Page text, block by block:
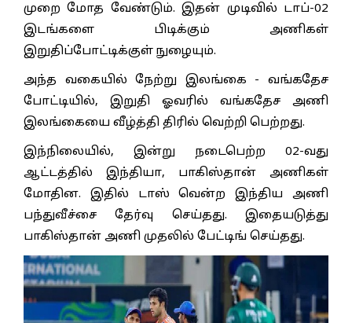
முறை மோத வேண்டும். இதன் முடிவில் டாப்-02
இடங்களை பிடிக்கும் அணிகள்
இறுதிப்போட்டிக்குள் நுழையும்.
அந்த வகையில் நேற்று இலங்கை - வங்கதேச
போட்டியில், இறுதி ஓவரில் வங்கதேச அணி
இலங்கையை வீழ்த்தி திரில் வெற்றி பெற்றது.
இந்நிலையில், இன்று நடைபெற்ற 02-வது
ஆட்டத்தில் இந்தியா, பாகிஸ்தான் அணிகள்
மோதின. இதில் டாஸ் வென்ற இந்திய அணி
பந்துவீச்சை தேர்வு செய்தது. இதையடுத்து
பாகிஸ்தான் அணி முதலில் பேட்டிங் செய்தது.